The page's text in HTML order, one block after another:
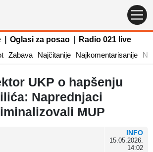
Oglasi za posao
Radio 021 live
Zabava Najčitanije Najkomentarisanije
UKP o hapšenju
Naprednjaci
MUP
INFO
15.05.2026.
14:02